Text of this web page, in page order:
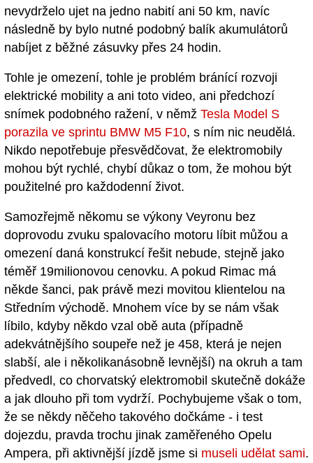
nevydrželo ujet na jedno nabití ani 50 km, navíc
následně by bylo nutné podobný balík akumulátorů
nabíjet z běžné zásuvky přes 24 hodin.
Tohle je omezení, tohle je problém bránící rozvoji
elektrické mobility a ani toto video, ani předchozí
snímek podobného ražení, v němž Tesla Model S
porazila ve sprintu BMW M5 F10, s ním nic neudělá.
Nikdo nepotřebuje přesvědčovat, že elektromobily
mohou být rychlé, chybí důkaz o tom, že mohou být
použitelné pro každodenní život.
Samozřejmě někomu se výkony Veyronu bez
doprovodu zvuku spalovacího motoru líbit můžou a
omezení daná konstrukcí řešit nebude, stejně jako
téměř 19milionovou cenovku. A pokud Rimac má
někde šanci, pak právě mezi movitou klientelou na
Středním východě. Mnohem více by se nám však
líbilo, kdyby někdo vzal obě auta (případně
adekvátnějšího soupeře než je 458, která je nejen
slabší, ale i několikanásobně levnější) na okruh a tam
předvedl, co chorvatský elektromobil skutečně dokáže
a jak dlouho při tom vydrží. Pochybujeme však o tom,
že se někdy něčeho takového dočkáme - i test
dojezdu, pravda trochu jinak zaměřeného Opelu
Ampera, při aktivnější jízdě jsme si museli udělat sami.